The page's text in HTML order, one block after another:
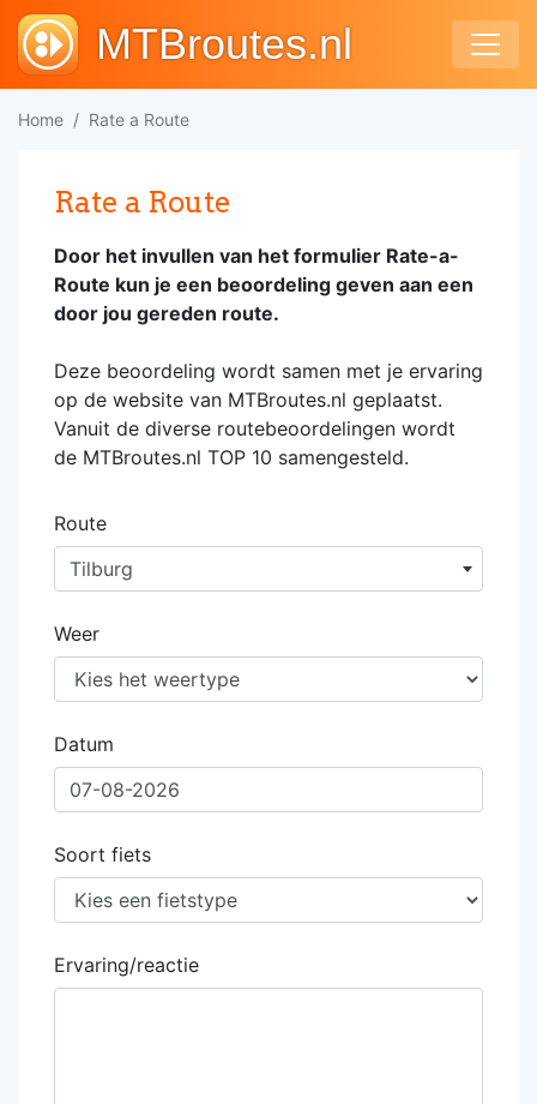
MTBroutes.nl
Home Rate a Route
Rate a Route
Door het invullen van het formulier Rate-a-
Route kun je een beoordeling geven aan een
door jou gereden route.
Deze beoordeling wordt samen met je ervaring
op de website van MTBroutes.nl geplaatst.
Vanuit de diverse routebeoordelingen wordt
de MTBroutes.nl TOP 10 samengesteld.
Route
Tilburg
Weer
Datum
Soort fiets
Ervaring/reactie